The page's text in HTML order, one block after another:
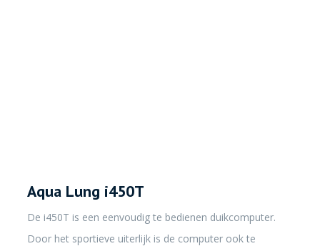
Aqua Lung i450T
De i450T is een eenvoudig te bedienen duikcomputer.
Door het sportieve uiterlijk is de computer ook te